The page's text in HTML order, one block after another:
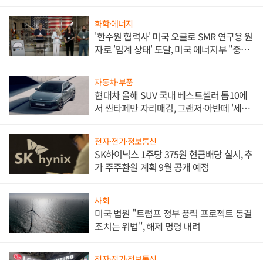
화학·에너지
'한수원 협력사' 미국 오클로 SMR 연구용 원
자로 '임계 상태' 도달, 미국 에너지부 "중요
자동차·부품
현대차 올해 SUV 국내 베스트셀러 톱10에
서 싼타페만 자리매김, 그랜저·아반떼 '세단
전자·전기·정보통신
SK하이닉스 1주당 375원 현금배당 실시, 추
가 주주환원 계획 9월 공개 예정
사회
미국 법원 "트럼프 정부 풍력 프로젝트 동결
조치는 위법", 해제 명령 내려